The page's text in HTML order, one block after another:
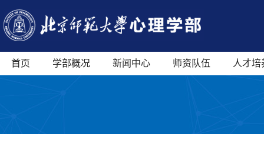
首页 学部概况 新闻中心 师资队伍 人才培